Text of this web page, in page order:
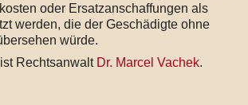
oder Ersatzanschaffungen als
werden, die der Geschädigte ohne
würde.
Rechtsanwalt Dr. Marcel Vachek.